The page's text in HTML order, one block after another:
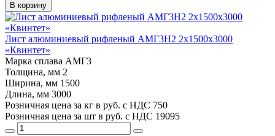
В корзину
Лист алюминиевый рифленый АМГ3Н2 2х1500х3000
«Квинтет»
Марка сплава АМГ3
Толщина, мм 2
Ширина, мм 1500
Длина, мм 3000
Розничная цена за кг в руб. с НДС 750
Розничная цена за шт в руб. с НДС 19095